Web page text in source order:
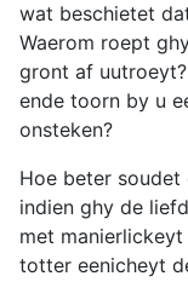
wat beschietet
Waerom roept
gront af
ende toorn by u
onsteken?
Hoe beter soudet
indien ghy de
met
totter eenicheyt